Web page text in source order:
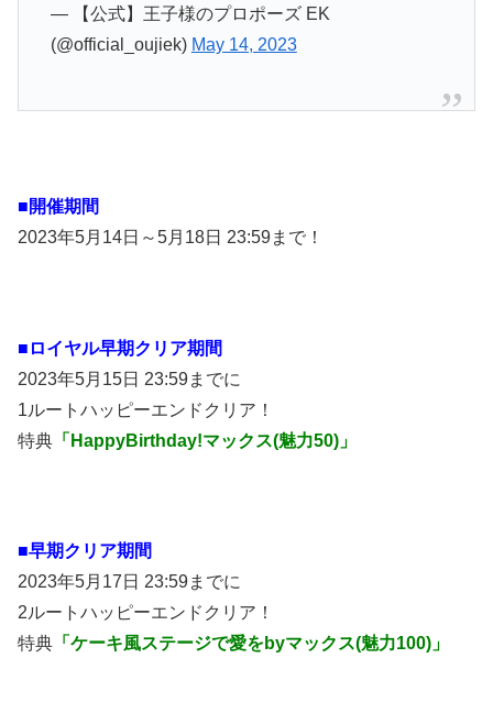
— 【公式】王子様のプロポーズ EK
(@official_oujiek) May 14, 2023
■開催期間
2023年5月14日～5月18日 23:59まで！
■ロイヤル早期クリア期間
2023年5月15日 23:59までに
1ルートハッピーエンドクリア！
特典 「HappyBirthday!マックス(魅力50)」
■早期クリア期間
2023年5月17日 23:59までに
2ルートハッピーエンドクリア！
特典 「ケーキ風ステージで愛をbyマックス(魅力100)」